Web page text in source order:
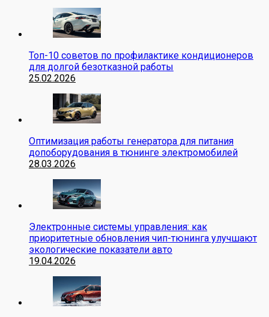
Топ-10 советов по профилактике кондиционеров
для долгой безотказной работы
25.02.2026
Оптимизация работы генератора для питания
допоборудования в тюнинге электромобилей
28.03.2026
Электронные системы управления: как
приоритетные обновления чип-тюнинга улучшают
экологические показатели авто
19.04.2026